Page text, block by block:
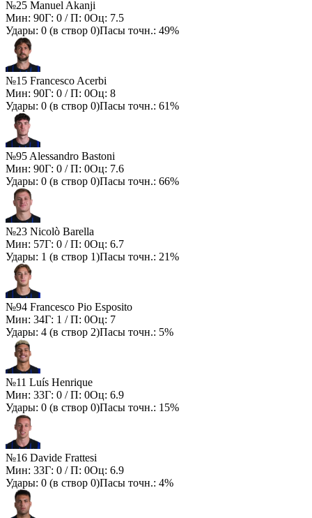
№25 Manuel Akanji
Мин: 90Г: 0 / П: 0Оц: 7.5
Удары: 0 (в створ 0)Пасы точн.: 49%
№15 Francesco Acerbi
Мин: 90Г: 0 / П: 0Оц: 8
Удары: 0 (в створ 0)Пасы точн.: 61%
№95 Alessandro Bastoni
Мин: 90Г: 0 / П: 0Оц: 7.6
Удары: 0 (в створ 0)Пасы точн.: 66%
№23 Nicolò Barella
Мин: 57Г: 0 / П: 0Оц: 6.7
Удары: 1 (в створ 1)Пасы точн.: 21%
№94 Francesco Pio Esposito
Мин: 34Г: 1 / П: 0Оц: 7
Удары: 4 (в створ 2)Пасы точн.: 5%
№11 Luís Henrique
Мин: 33Г: 0 / П: 0Оц: 6.9
Удары: 0 (в створ 0)Пасы точн.: 15%
№16 Davide Frattesi
Мин: 33Г: 0 / П: 0Оц: 6.9
Удары: 0 (в створ 0)Пасы точн.: 4%